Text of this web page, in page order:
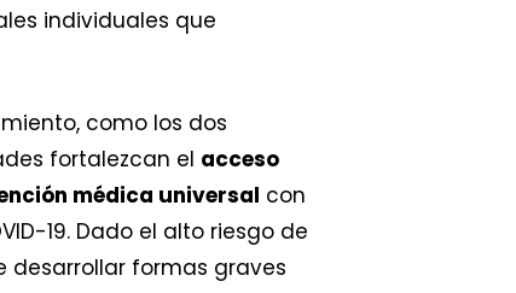
individuales que
como los dos
fortalezcan el acceso
médica universal con
19. Dado el alto riesgo de
desarrollar formas graves